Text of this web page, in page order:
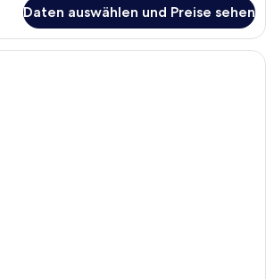
Daten auswählen und Preise sehen